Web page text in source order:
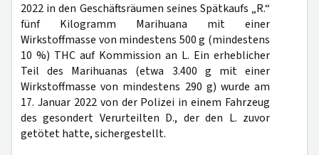
2022 in den Geschäftsräumen seines Spätkaufs „R.“
fünf Kilogramm Marihuana mit einer
Wirkstoffmasse von mindestens 500 g (mindestens
10 %) THC auf Kommission an L. Ein erheblicher
Teil des Marihuanas (etwa 3.400 g mit einer
Wirkstoffmasse von mindestens 290 g) wurde am
17. Januar 2022 von der Polizei in einem Fahrzeug
des gesondert Verurteilten D., der den L. zuvor
getötet hatte, sichergestellt.